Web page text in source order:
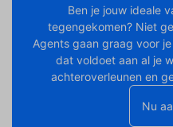
Ben je jouw ideale
tegengekomen? Niet
Agents gaan graag voor
dat voldoet aan al je
achteroverleunen en
Nu